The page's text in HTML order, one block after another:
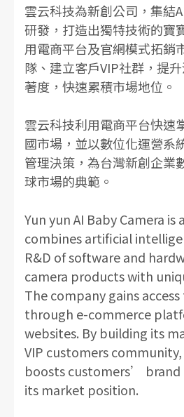
雲云科技為新創公司，集結
研發，打造出獨特技術的寶
用電商平台及官網模式拓銷
隊、建立客戶VIP社群，提
著度，快速累積市場地位。
雲云科技利用電商平台快速
國市場，並以數位化運營系
管理決策，為台灣新創企業
球市場的典範。
Yun yun AI Baby Camera
combines artificial
R&D of software and
camera products with
The company gains
through e-commerce
websites. By building its
VIP customers
boosts customers’ brand
its market position.